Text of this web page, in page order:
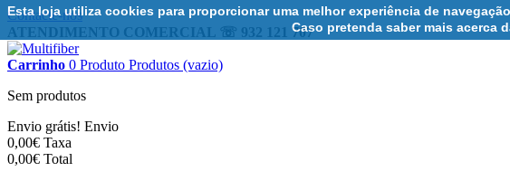
Esta loja utiliza cookies para proporcionar uma melhor experiência de
Caso pretenda saber mais acerca
Contacte-nos
ATENDIMENTO COMERCIAL ☏ 932 121 707
Carrinho 0 Produto Produtos (vazio)
Sem produtos
Envio grátis! Envio
0,00€ Taxa
0,00€ Total